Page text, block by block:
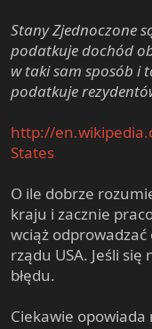
Stany Zjednoczone
podatkuje dochód
w taki sam sposób i
podatkuje
http://
States
O ile dobrze
kraju i zacznie
wciąż
rządu USA. Jeśli
błędu.
Ciekawie opowiada